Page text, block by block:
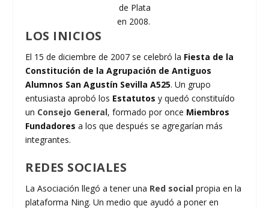
de Plata
en 2008.
LOS INICIOS
El 15 de diciembre de 2007 se celebró la Fiesta de la
Constitución de la Agrupación de Antiguos
Alumnos San Agustín Sevilla A525. Un grupo
entusiasta aprobó los Estatutos y quedó constituído
un Consejo General, formado por once Miembros
Fundadores a los que después se agregarían más
integrantes.
REDES SOCIALES
La Asociación llegó a tener una Red social propia en la
plataforma Ning. Un medio que ayudó a poner en